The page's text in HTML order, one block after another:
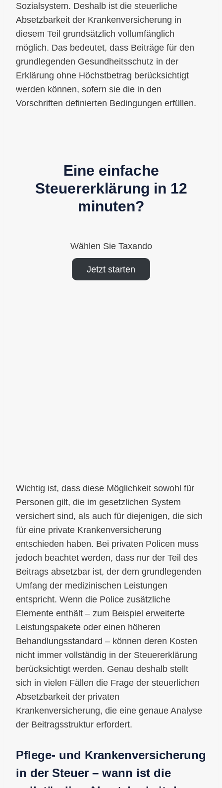
Sozialsystem. Deshalb ist die steuerliche
Absetzbarkeit der Krankenversicherung in
diesem Teil grundsätzlich vollumfänglich
möglich. Das bedeutet, dass Beiträge für den
grundlegenden Gesundheitsschutz in der
Erklärung ohne Höchstbetrag berücksichtigt
werden können, sofern sie die in den
Vorschriften definierten Bedingungen erfüllen.
Eine einfache
Steuererklärung in 12
minuten?
Wählen Sie Taxando
Jetzt starten
Wichtig ist, dass diese Möglichkeit sowohl für
Personen gilt, die im gesetzlichen System
versichert sind, als auch für diejenigen, die sich
für eine private Krankenversicherung
entschieden haben. Bei privaten Policen muss
jedoch beachtet werden, dass nur der Teil des
Beitrags absetzbar ist, der dem grundlegenden
Umfang der medizinischen Leistungen
entspricht. Wenn die Police zusätzliche
Elemente enthält – zum Beispiel erweiterte
Leistungspakete oder einen höheren
Behandlungsstandard – können deren Kosten
nicht immer vollständig in der Steuererklärung
berücksichtigt werden. Genau deshalb stellt
sich in vielen Fällen die Frage der steuerlichen
Absetzbarkeit der privaten
Krankenversicherung, die eine genaue Analyse
der Beitragsstruktur erfordert.
Pflege- und Krankenversicherung
in der Steuer – wann ist die